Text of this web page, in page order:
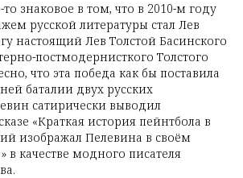
то знаковое в том, что в 2010-м году
русской литературы стал Лев
настоящий Лев Толстой Басинского
постмодернисткого Толстого
что эта победа как бы поставила
баталии двух русских
сатирически выводил
«Краткая история пейнтбола в
изображал Пелевина в своём
в качестве модного писателя